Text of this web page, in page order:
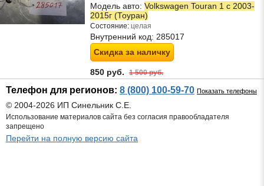
Модель авто: Volkswagen Touran 1 с 2003-
2015г (Тоуран)
Состояние: целая
Внутренний код: 285017
Скидка за наличку
850 руб. 1 500 руб.
Телефон для регионов: 8 (800) 100-59-70 Показать телефоны
© 2004-2026 ИП Синельник С.Е.
Использование материалов сайта без согласия правообладателя
запрещено
Перейти на полную версию сайта